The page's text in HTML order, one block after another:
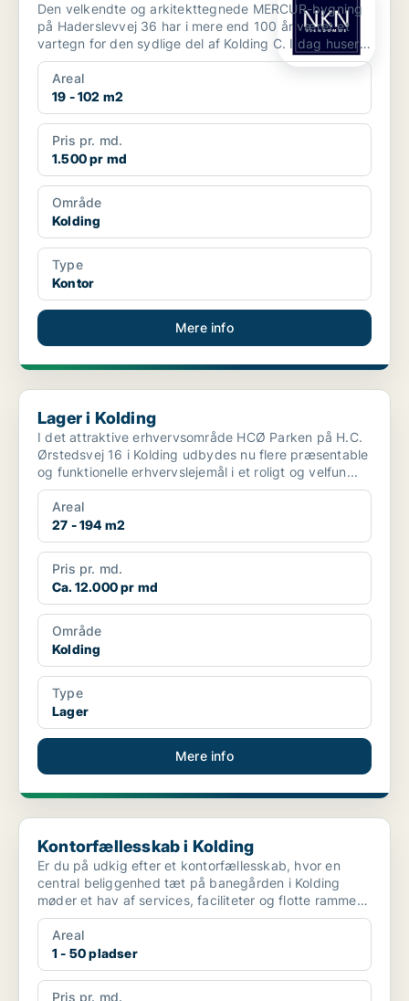
Den velkendte og arkitekttegnede MERCUR-bygning
på Haderslevvej 36 har i mere end 100 år været et
vartegn for den sydlige del af Kolding C. I dag huser
ej...
Areal
19 - 102 m2
Pris pr. md.
1.500 pr md
Område
Kolding
Type
Kontor
Mere info
Lager i Kolding
Lager i Kolding
I det attraktive erhvervsområde HCØ Parken på H.C.
Ørstedsvej 16 i Kolding udbydes nu flere præsentable
og funktionelle erhvervslejemål i et roligt og velfun...
Areal
27 - 194 m2
Pris pr. md.
Ca. 12.000 pr md
Område
Kolding
Type
Lager
Mere info
Kontorfællesskab i Kolding
Kontorfællesskab i Kolding
Er du på udkig efter et kontorfællesskab, hvor en
central beliggenhed tæt på banegården i Kolding
møder et hav af services, faciliteter og flotte rammer?
...
Areal
1 - 50 pladser
Pris pr. md.